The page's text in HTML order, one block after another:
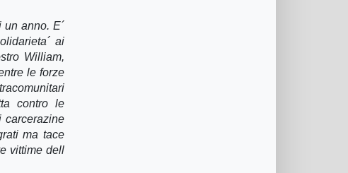
anno. E´
ai
William,
le forze
contro le
carcerazine
ma tace
vittime dell